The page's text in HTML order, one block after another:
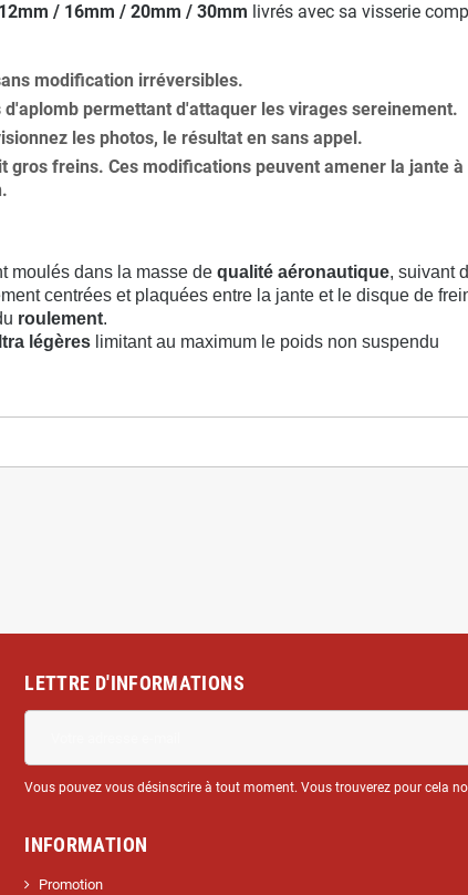
/ 16mm / 20mm / 30mm livrés avec sa visserie
modification irréversibles.
d'aplomb permettant d'attaquer les virages sereinement.
les photos, le résultat en sans appel.
freins. Ces modifications peuvent amener la jante
.
moulés dans la masse de qualité aéronautique, suivant
centrées et plaquées entre la jante et le disque de
roulement.
légères limitant au maximum le poids non suspendu
LETTRE D'INFORMATIONS
Vous pouvez vous désinscrire à tout moment. Vous trouverez pour cela
INFORMATION
Promotion